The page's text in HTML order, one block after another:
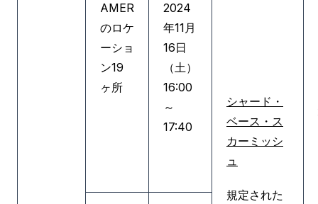
AMER
のロケ
ーショ
ン19
ヶ所
2024
年11月
16日
（土）
16:00
～
17:40
シャード・
ベース・ス
カーミッシ
ュ
規定された